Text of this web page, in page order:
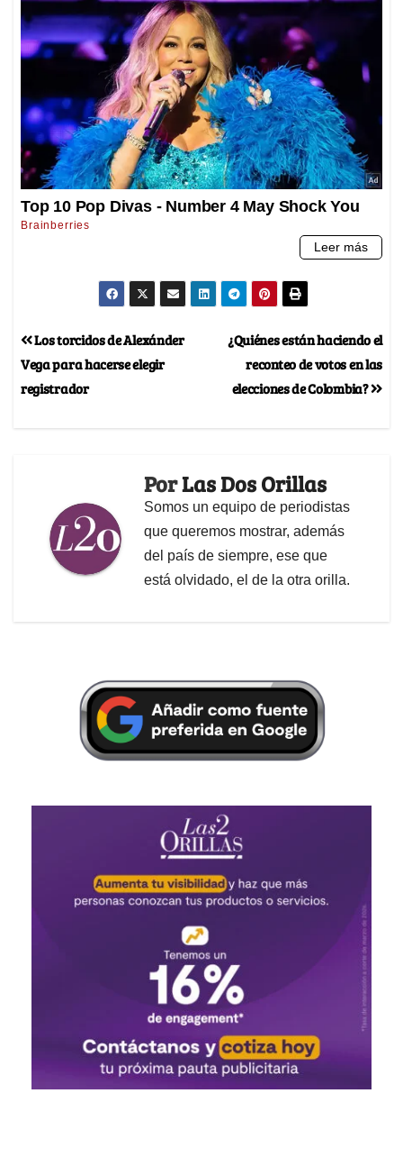
¿Quiénes están haciendo el
reconteo de votos en las
elecciones de Colombia?
Los torcidos de Alexánder
Vega para hacerse elegir
registrador
PorLas Dos Orillas
Somos un equipo de periodistas
que queremos mostrar, además
del país de siempre, ese que
está olvidado, el de la otra orilla.